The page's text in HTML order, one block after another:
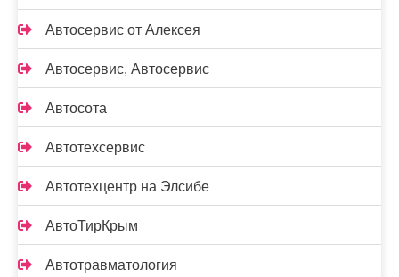
Автосервис от Алексея
Автосервис, Автосервис
Автосота
Автотехсервис
Автотехцентр на Элсибе
АвтоТирКрым
Автотравматология